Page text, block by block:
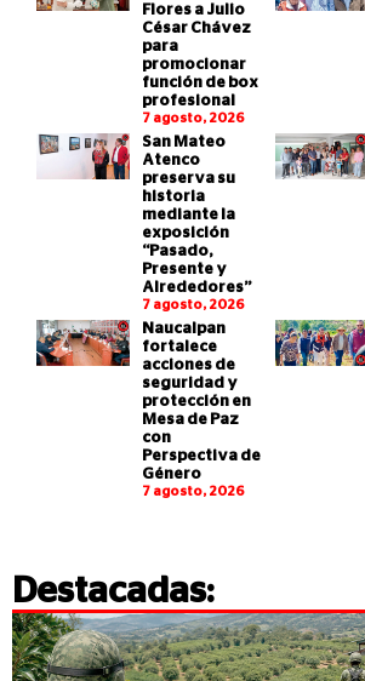
Flores a Julio
César Chávez
para
promocionar
función de box
profesional
7 agosto, 2026
San Mateo
Atenco
preserva su
historia
mediante la
exposición
“Pasado,
Presente y
Alrededores”
7 agosto, 2026
Naucalpan
fortalece
acciones de
seguridad y
protección en
Mesa de Paz
con
Perspectiva de
Género
7 agosto, 2026
Destacadas: